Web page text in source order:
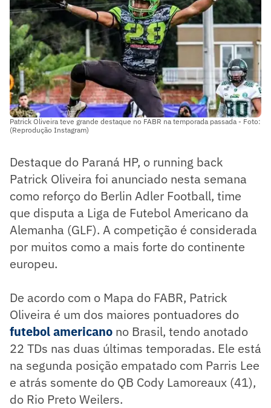
Patrick Oliveira teve grande destaque no FABR na temporada passada - Foto:
(Reprodução Instagram)
Destaque do Paraná HP, o running back
Patrick Oliveira foi anunciado nesta semana
como reforço do Berlin Adler Football, time
que disputa a Liga de Futebol Americano da
Alemanha (GLF). A competição é considerada
por muitos como a mais forte do continente
europeu.
De acordo com o Mapa do FABR, Patrick
Oliveira é um dos maiores pontuadores do
futebol americano no Brasil, tendo anotado
22 TDs nas duas últimas temporadas. Ele está
na segunda posição empatado com Parris Lee
e atrás somente do QB Cody Lamoreaux (41),
do Rio Preto Weilers.